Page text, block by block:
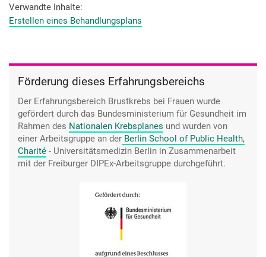
dass man weiß, was auf einen zukommt. Aber letztendlich en
détail die einzelnen Schritte dann erst genauer zu begucken.
Überblick, was passiert: Chemo, OP und das und das und
das. Das war schon gut. Aber so die Details dann, wenn es
empfunden.
Verwandte Inhalte
Erstellen eines Behandlungsplans
Förderung dieses Erfahrungsbereichs
Der Erfahrungsbereich Brustkrebs bei Frauen wurde
gefördert durch das Bundesministerium für Gesundheit im
Rahmen des Nationalen Krebsplanes und wurden von
einer Arbeitsgruppe an der Berlin School of Public Health,
Charité - Universitätsmedizin Berlin in Zusammenarbeit
mit der Freiburger DIPEx-Arbeitsgruppe durchgeführt.